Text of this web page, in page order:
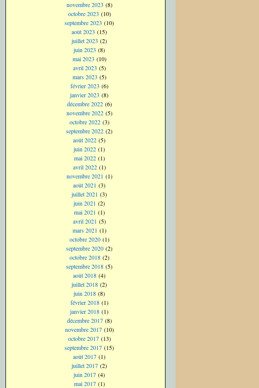
novembre 2023 (8)
octobre 2023 (10)
septembre 2023 (10)
août 2023 (15)
juillet 2023 (2)
juin 2023 (8)
mai 2023 (10)
avril 2023 (5)
mars 2023 (5)
février 2023 (6)
janvier 2023 (8)
décembre 2022(6)
novembre 2022(5)
octobre 2022(3)
septembre 2022 (2)
août 2022 (5)
juin 2022 (1)
mai 2022(1)
avril 2022(1)
novembre 2021 (1)
août 2021 (3)
juillet 2021 (3)
juin 2021 (2)
mai 2021 (1)
avril 2021 (5)
mars 2021 (1)
octobre 2020(1)
septembre 2020 (2)
octobre 2018(2)
septembre 2018 (5)
août 2018 (4)
juillet 2018 (2)
juin 2018 (8)
février 2018(1)
janvier 2018 (1)
décembre 2017(8)
novembre 2017(10)
octobre 2017(13)
septembre 2017 (15)
août 2017 (1)
juillet 2017 (2)
juin 2017 (4)
mai 2017(1)